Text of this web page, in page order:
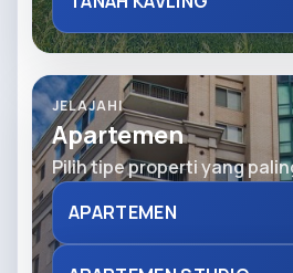
JELAJAHI
Apartemen
Pilih tipe properti yang
APARTEMEN